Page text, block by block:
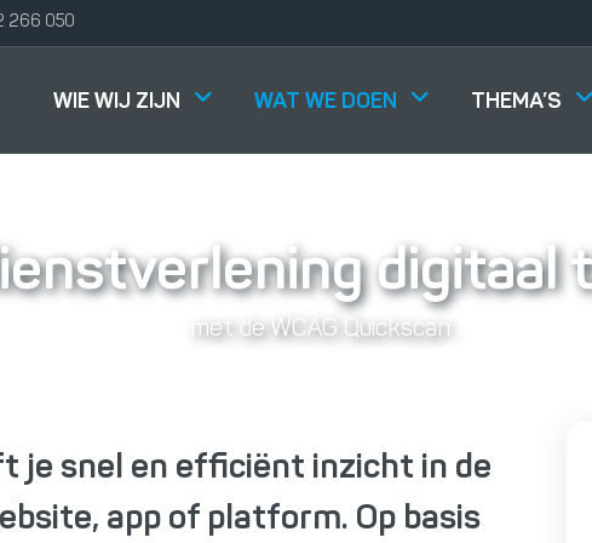
266 050
WIE WIJ ZIJN WAT WE DOEN THEMA’S
digitaal
met de WCAG Quickscan
je snel en efficiënt inzicht in de
app of platform. Op basis